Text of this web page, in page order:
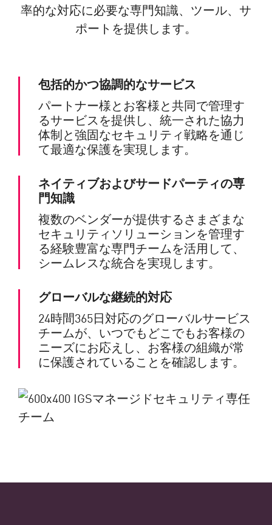
率的な対応に必要な専門知識、ツール、サ
ポートを提供します。
包括的かつ協調的なサービス
パートナー様とお客様と共同で管理す
るサービスを提供し、統一された協力
体制と強固なセキュリティ戦略を通じ
て最適な保護を実現します。
ネイティブおよびサードパーティの専
門知識
複数のベンダーが提供するさまざまな
セキュリティソリューションを管理す
る経験豊富な専門チームを活用して、
シームレスな統合を実現します。
グローバルな継続的対応
24時間365日対応のグローバルサービス
チームが、いつでもどこでもお客様の
ニーズにお応えし、お客様の組織が常
に保護されていることを確認します。